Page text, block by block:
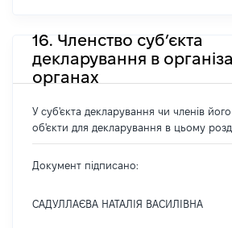
16. Членство суб’єкта
декларування в
органах
У суб'єкта декларування чи членів його
об'єкти для декларування в цьому
Документ підписано:
САДУЛЛАЄВА НАТАЛІЯ ВАСИЛІВНА